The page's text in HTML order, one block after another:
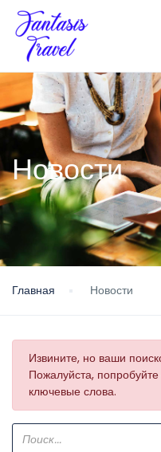
Новости
Главная Новости
Извините, но ваши
Пожалуйста,
ключевые слова.